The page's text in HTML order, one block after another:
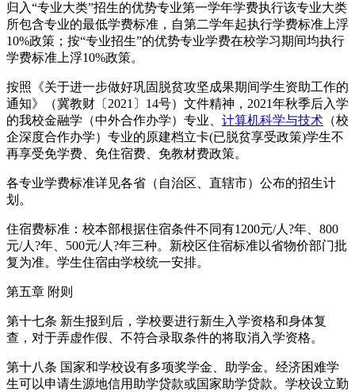
归入“专业大类”招生的优势专业第一学年学费执行该专业大类
所包含专业的最低学费标准，自第二学年起执行学费标准上浮
10%政策；按“专业招生”的优势专业学费在校学习期间均执行
学费标准上浮10%政策。
按照《关于进一步做好巩固脱贫攻坚成果期间学生资助工作的
通知》（冀教财〔2021〕14号）文件精神，2021年秋季后入学
的我校金融学（中外合作办学）专业、 计算机科学与技术 （校
企深度合作办学）专业的原建档立卡(已脱贫享受政策)学生不
再享受免学费、免住宿费、免教材费政策。
各专业学费标准详见各省（自治区、直辖市）公布的招生计
划。
住宿费标准：校本部根据住宿条件不同有1200元/人?年、800
元/人?年、500元/人?年三种。新校区住宿标准以省物价部门批
复为准。学生住宿由学校统一安排。
第五章 附则
第十七条 新生报到后，学校要进行新生入学资格和身体复
查，对于弄虚作假、不符合录取条件的将取消入学资格。
第十八条 国家和学校设有多项奖学金、助学金。经济困难学
生可以申请生源地信用助学贷款或国家助学贷款。学校设立勤